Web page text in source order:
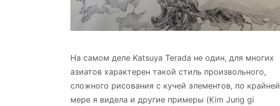
На самом деле Katsuya Terada не один, для многих
азиатов характерен такой стиль произвольного,
сложного рисования с кучей элементов, по крайней
мере я видела и другие примеры (Kim Jung gi